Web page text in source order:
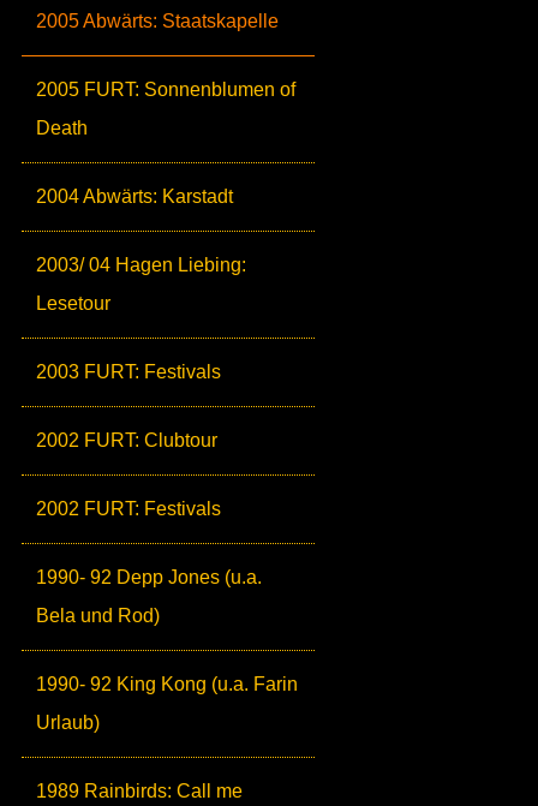
2005 Abwärts: Staatskapelle
2005 FURT: Sonnenblumen of
Death
2004 Abwärts: Karstadt
2003/ 04 Hagen Liebing:
Lesetour
2003 FURT: Festivals
2002 FURT: Clubtour
2002 FURT: Festivals
1990- 92 Depp Jones (u.a.
Bela und Rod)
1990- 92 King Kong (u.a. Farin
Urlaub)
1989 Rainbirds: Call me